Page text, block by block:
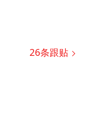
26条跟贴